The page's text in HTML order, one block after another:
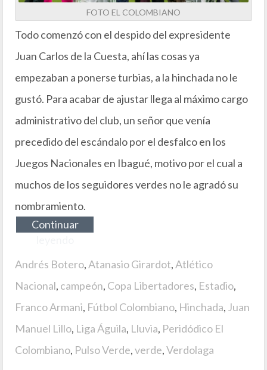
FOTO EL COLOMBIANO
Todo comenzó con el despido del expresidente
Juan Carlos de la Cuesta, ahí las cosas ya
empezaban a ponerse turbias, a la hinchada no le
gustó. Para acabar de ajustar llega al máximo cargo
administrativo del club, un señor que venía
precedido del escándalo por el desfalco en los
Juegos Nacionales en Ibagué, motivo por el cual a
muchos de los seguidores verdes no le agradó su
nombramiento.
Continuar
Andrés Botero,Atanasio Girardot,Atlético
Nacional, campeón, Copa Libertadores, Estadio,
Franco Armani, Fútbol Colombiano, Hinchada, Juan
Manuel Lillo, Liga Águila, Lluvia, Peridódico El
Colombiano, Pulso Verde,verde,Verdolaga